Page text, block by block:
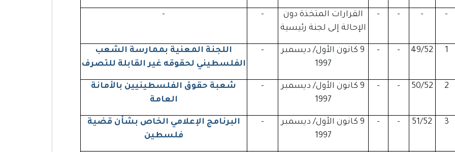
-
-
-
-
القرارات المتخذة دون
الإحالة إلى لجنة رئيسية
-
-
1
49/52
-
-
9 كانون الأول/ ديسمبر
1997
-
اللجنة المعنية بممارسة الشعب
الفلسطيني لحقوقه غير القابلة للتصرف
2
50/52
-
-
9 كانون الأول/ ديسمبر
1997
-
شعبة حقوق الفلسطينيين بالأمانة
العامة
3
51/52
-
-
9 كانون الأول/ ديسمبر
1997
-
البرنامج الإعلامي الخاص بشأن قضية
فلسطين